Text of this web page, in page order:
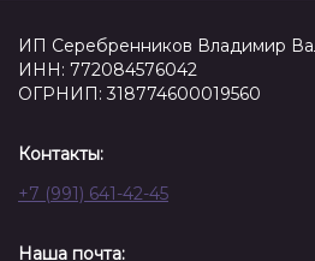
ИП Серебренников Владимир
ИНН: 772084576042
ОГРНИП: 318774600019560
Контакты:
+7 (991) 641-42-45
Наша почта: